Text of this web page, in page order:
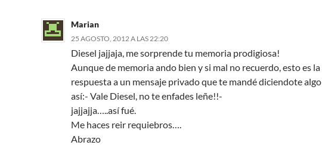
Marian
25 AGOSTO, 2012 A LAS 22:20
Diesel jajjaja, me sorprende tu memoria prodigiosa!
Aunque de memoria ando bien y si mal no recuerdo, esto es la
respuesta a un mensaje privado que te mandé diciendote algo
así:- Vale Diesel, no te enfades leñe!!-
jajjajja…..así fué.
Me haces reir requiebros….
Abrazo